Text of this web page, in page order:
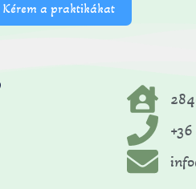
Kérem a praktikákat